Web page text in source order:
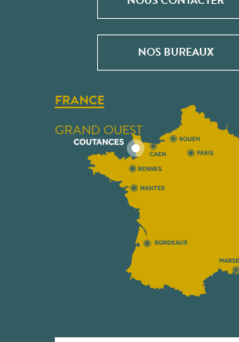
NOS BUREAUX
FRANCE
GRAND OUEST